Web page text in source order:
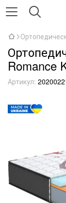
Romance
Артикул: